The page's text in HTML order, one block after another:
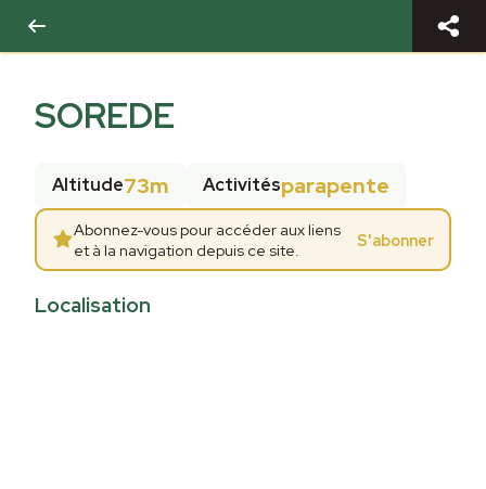
SOREDE
Altitude73m Activitésparapente
Abonnez-vous pour accéder aux liens
et à la navigation depuis ce site.
S'abonner
Localisation